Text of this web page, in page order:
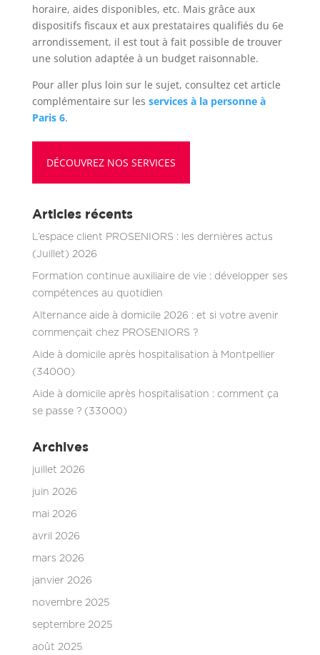
horaire, aides disponibles, etc. Mais grâce aux
dispositifs fiscaux et aux prestataires qualifiés du 6e
arrondissement, il est tout à fait possible de trouver
une solution adaptée à un budget raisonnable.
Pour aller plus loin sur le sujet, consultez cet article
complémentaire sur les services à la personne à
Paris 6.
DÉCOUVREZ NOS SERVICES
Articles récents
L’espace client PROSENIORS : les dernières actus
(Juillet) 2026
Formation continue auxiliaire de vie : développer ses
compétences au quotidien
Alternance aide à domicile 2026 : et si votre avenir
commençait chez PROSENIORS ?
Aide à domicile après hospitalisation à Montpellier
(34000)
Aide à domicile après hospitalisation : comment ça
se passe ? (33000)
Archives
juillet 2026
juin 2026
mai 2026
avril 2026
mars 2026
janvier 2026
novembre 2025
septembre 2025
août 2025